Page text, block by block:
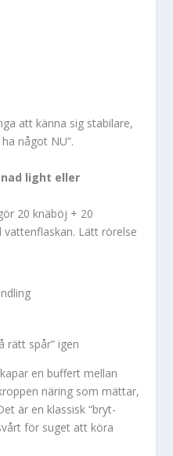
att känna sig stabilare,
något NU”.
light eller
20 knäböj + 20
Lätt rörelse
rätt spår” igen
en buffert mellan
näring som mättar,
är en klassisk “bryt-
för suget att köra